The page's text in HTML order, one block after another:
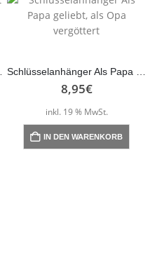
8,95€
inkl. 19 % MwSt.
IN DEN WARENKORB